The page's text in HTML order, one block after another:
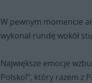
W pewnym momencie
wykonał rundę wokół
Największe emocje
Polsko!”, który razem z